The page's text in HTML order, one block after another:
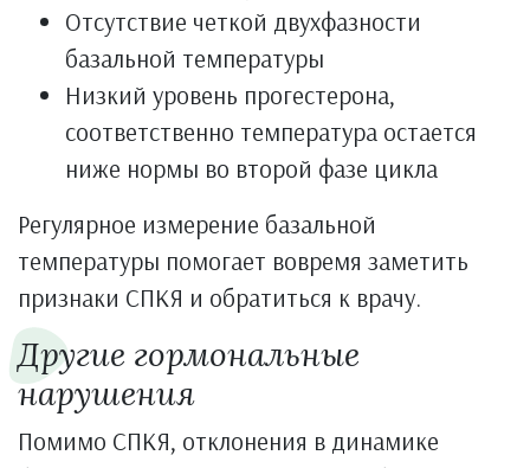
Отсутствие четкой двухфазности
базальной температуры
Низкий уровень прогестерона,
соответственно температура остается
ниже нормы во второй фазе цикла
Регулярное измерение базальной
температуры помогает вовремя заметить
признаки СПКЯ и обратиться к врачу.
Другие гормональные
нарушения
Помимо СПКЯ, отклонения в динамике